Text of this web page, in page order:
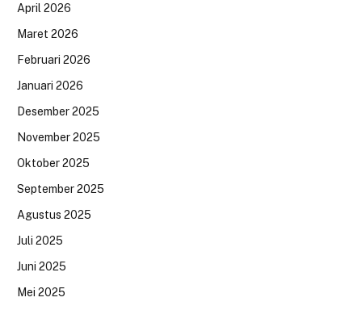
April 2026
Maret 2026
Februari 2026
Januari 2026
Desember 2025
November 2025
Oktober 2025
September 2025
Agustus 2025
Juli 2025
Juni 2025
Mei 2025